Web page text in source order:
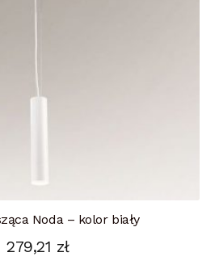
Noda – kolor biały
279,21 zł